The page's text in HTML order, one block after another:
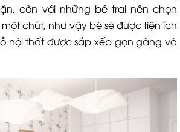
còn với những bé trai nên chọn
chút, như vậy bé sẽ được tiện ích
nội thất được sắp xếp gọn gàng và